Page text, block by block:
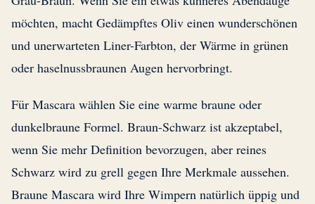
möchten, macht Gedämpftes Oliv einen wunderschönen
und unerwarteten Liner-Farbton, der Wärme in grünen
oder haselnussbraunen Augen hervorbringt.
Für Mascara wählen Sie eine warme braune oder
dunkelbraune Formel. Braun-Schwarz ist akzeptabel,
wenn Sie mehr Definition bevorzugen, aber reines
Schwarz wird zu grell gegen Ihre Merkmale aussehen.
Braune Mascara wird Ihre Wimpern natürlich üppig und